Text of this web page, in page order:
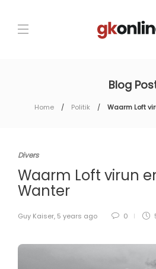
Blog
Home Politik Waarm Loft
Divers
Waarm Loft virun
Wanter
Guy Kaiser, 5 years ago 0